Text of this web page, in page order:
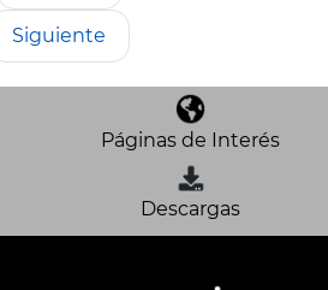
Siguiente
Páginas de Interés
Descargas